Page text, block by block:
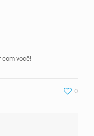
com você!
0